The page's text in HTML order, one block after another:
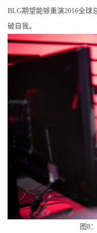
BLG期望能够重演2016全球
破自我。
图8：